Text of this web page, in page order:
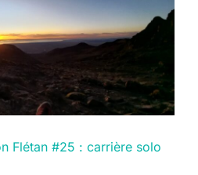
Flétan #25 : carrière solo